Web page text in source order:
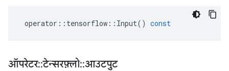
operator :: tensorflow :: Input() const
ऑपरेटर::टेन्सरफ़्लो::आउटपुट